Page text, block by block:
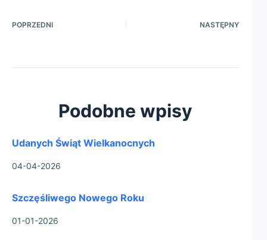
POPRZEDNI NASTĘPNY
Podobne wpisy
Udanych Świąt Wielkanocnych
04-04-2026
Szczęśliwego Nowego Roku
01-01-2026